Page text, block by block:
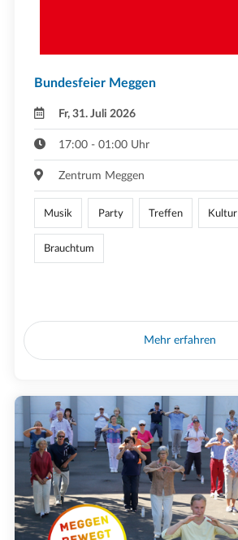
Bundesfeier Meggen
Fr, 31. Juli 2026
17:00 - 01:00 Uhr
Zentrum Meggen
Musik Party Treffen Kultur
Brauchtum
Mehr erfahren